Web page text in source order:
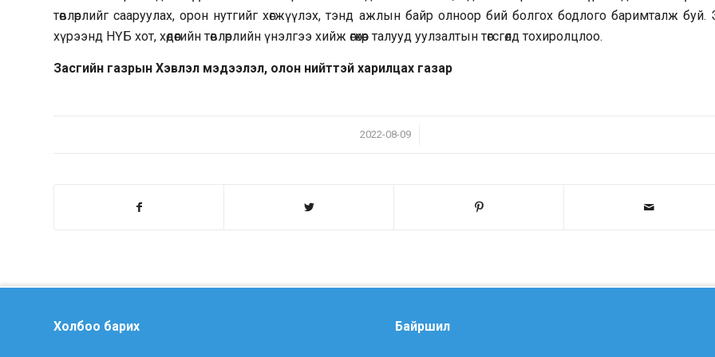
төвлөрлийг сааруулах, орон нутгийг хөгжүүлэх, тэнд ажлын байр олноор бий болгох бодлого баримталж буй.
хүрээнд НҮБ хот, хөдөөгийн төвлөрлийн үнэлгээ хийж өгөхөөр талууд уулзалтын төгсгөлд тохиролцлоо.
Засгийн газрын Хэвлэл мэдээлэл, олон нийттэй харилцах газар
2022-08-09
/
Холбоо барих Байршил